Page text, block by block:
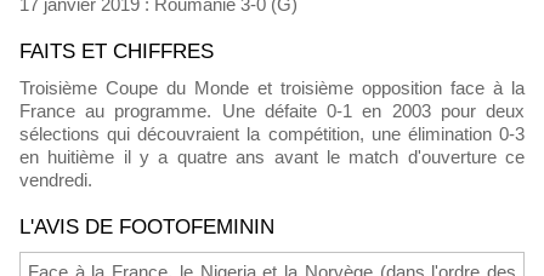
17 janvier 2019 : Roumanie 3-0 (G)
FAITS ET CHIFFRES
Troisième Coupe du Monde et troisième opposition face à la
France au programme. Une défaite 0-1 en 2003 pour deux
sélections qui découvraient la compétition, une élimination 0-3
en huitième il y a quatre ans avant le match d'ouverture ce
vendredi.
L'AVIS DE FOOTOFEMININ